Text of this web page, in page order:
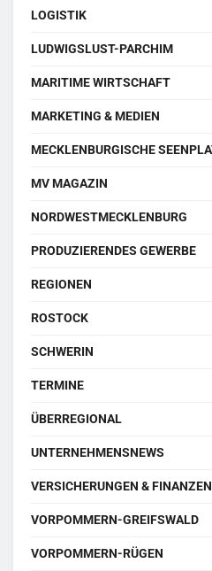
LOGISTIK
LUDWIGSLUST-PARCHIM
MARITIME WIRTSCHAFT
MARKETING & MEDIEN
MECKLENBURGISCHE
MV MAGAZIN
NORDWESTMECKLENBURG
PRODUZIERENDES GEWERBE
REGIONEN
ROSTOCK
SCHWERIN
TERMINE
ÜBERREGIONAL
UNTERNEHMENSNEWS
VERSICHERUNGEN & FINANZEN
VORPOMMERN-GREIFSWALD
VORPOMMERN-RÜGEN